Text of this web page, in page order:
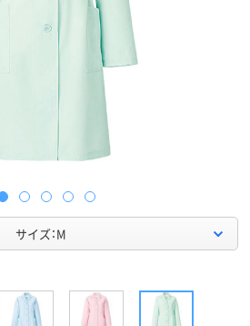
サイズ：M